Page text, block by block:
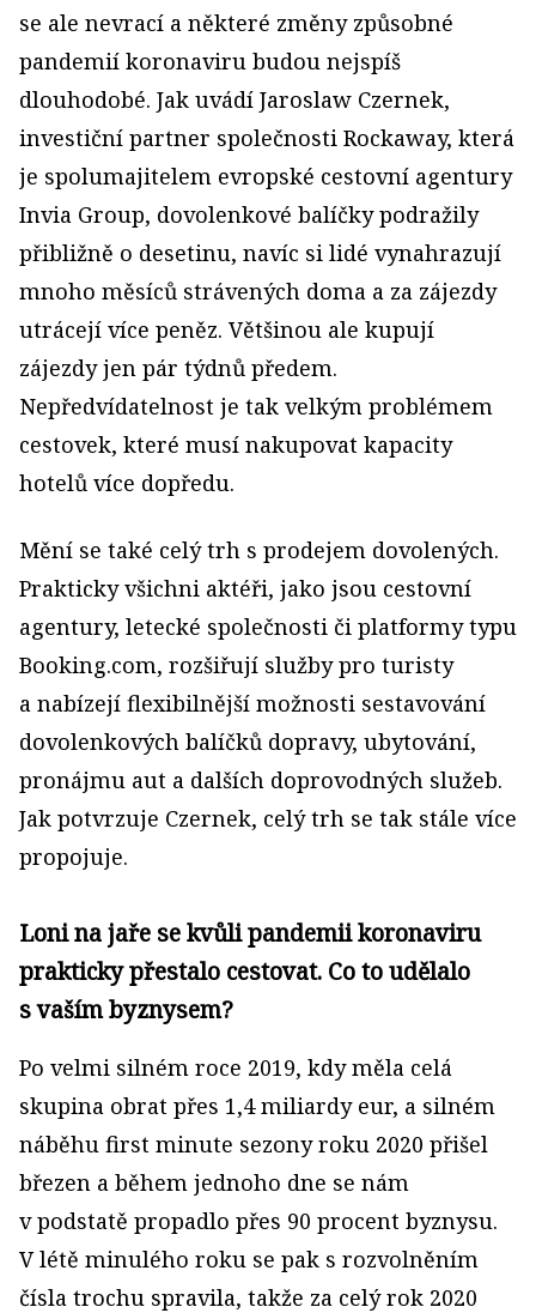
se ale nevrací a některé změny způsobné
pandemií koronaviru budou nejspíš
dlouhodobé. Jak uvádí Jaroslaw Czernek,
investiční partner společnosti Rockaway, která
je spolumajitelem evropské cestovní agentury
Invia Group, dovolenkové balíčky podražily
přibližně o desetinu, navíc si lidé vynahrazují
mnoho měsíců strávených doma a za zájezdy
utrácejí více peněz. Většinou ale kupují
zájezdy jen pár týdnů předem.
Nepředvídatelnost je tak velkým problémem
cestovek, které musí nakupovat kapacity
hotelů více dopředu.
Mění se také celý trh s prodejem dovolených.
Prakticky všichni aktéři, jako jsou cestovní
agentury, letecké společnosti či platformy typu
Booking.com, rozšiřují služby pro turisty
a nabízejí flexibilnější možnosti sestavování
dovolenkových balíčků dopravy, ubytování,
pronájmu aut a dalších doprovodných služeb.
Jak potvrzuje Czernek, celý trh se tak stále více
propojuje.
Loni na jaře se kvůli pandemii koronaviru
prakticky přestalo cestovat. Co to udělalo
s vaším byznysem?
Po velmi silném roce 2019, kdy měla celá
skupina obrat přes 1,4 miliardy eur, a silném
náběhu first minute sezony roku 2020 přišel
březen a během jednoho dne se nám
v podstatě propadlo přes 90 procent byznysu.
V létě minulého roku se pak s rozvolněním
čísla trochu spravila, takže za celý rok 2020